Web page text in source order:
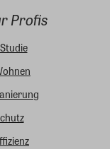
Profis
Studie